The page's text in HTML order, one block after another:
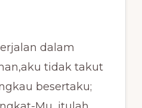
dalam
tidak takut
besertaku;